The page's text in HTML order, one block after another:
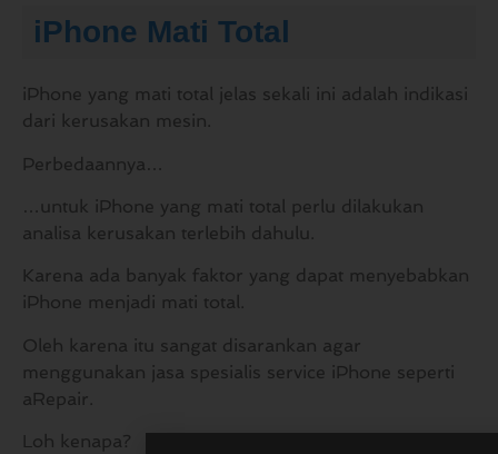
iPhone Mati Total
iPhone yang mati total jelas sekali ini adalah indikasi
dari kerusakan mesin.
Perbedaannya…
…untuk iPhone yang mati total perlu dilakukan
analisa kerusakan terlebih dahulu.
Karena ada banyak faktor yang dapat menyebabkan
iPhone menjadi mati total.
Oleh karena itu sangat disarankan agar
menggunakan jasa spesialis service iPhone seperti
aRepair.
Loh kenapa?